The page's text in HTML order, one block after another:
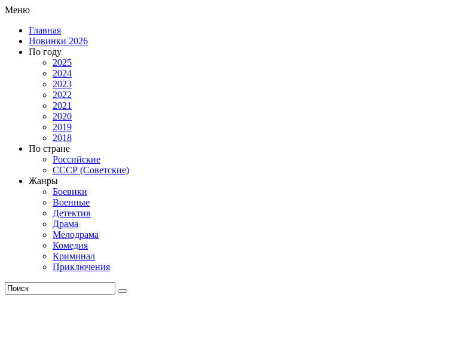
Меню
Главная
Новинки 2026
По году
2025
2024
2023
2022
2021
2020
2019
2018
По стране
Российские
СССР (Советские)
Жанры
Боевики
Военные
Детектив
Драма
Мелодрама
Комедия
Криминал
Приключения